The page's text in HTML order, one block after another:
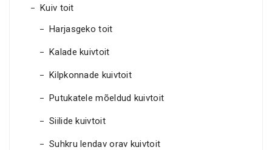
Kuiv toit
Harjasgeko toit
Kalade kuivtoit
Kilpkonnade kuivtoit
Putukatele mõeldud kuivtoit
Siilide kuivtoit
Suhkru lendav orav kuivtoit